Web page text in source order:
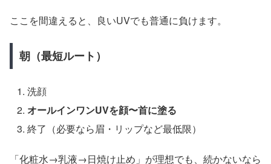
ここを間違えると、良いUVでも普通に負けます。
朝（最短ルート）
洗顔
オールインワンUVを顔〜首に塗る
終了（必要なら眉・リップなど最低限）
「化粧水→乳液→日焼け止め」が理想でも、続かないなら